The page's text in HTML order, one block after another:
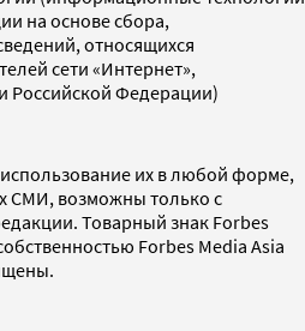
на основе сбора,
относящихся
сети «Интернет»,
Российской Федерации)
их в любой форме,
СМИ, возможны только с
Товарный знак Forbes
Forbes Media Asia